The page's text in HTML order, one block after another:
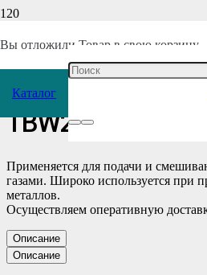
Вы отложили Товар в свою корзину.
Каталог
Горелки/Газовоздушная/
Горелка TIG TP
TBW2604-01
Применяется для подачи и
газами. Широко используется при
металлов.
Осуществляем оперативную
Описание
Описание